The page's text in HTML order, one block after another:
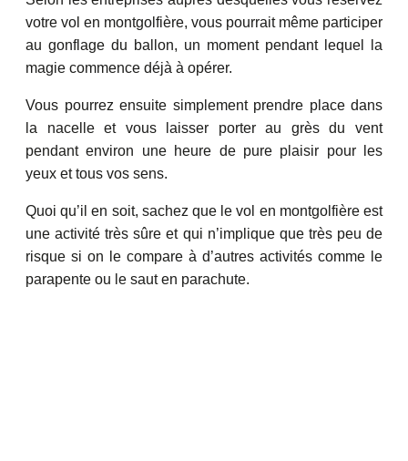
votre vol en montgolfière, vous pourrait même participer
au gonflage du ballon, un moment pendant lequel la
magie commence déjà à opérer.
Vous pourrez ensuite simplement prendre place dans
la nacelle et vous laisser porter au grès du vent
pendant environ une heure de pure plaisir pour les
yeux et tous vos sens.
Quoi qu’il en soit, sachez que le vol en montgolfière est
une activité très sûre et qui n’implique que très peu de
risque si on le compare à d’autres activités comme le
parapente ou le saut en parachute.